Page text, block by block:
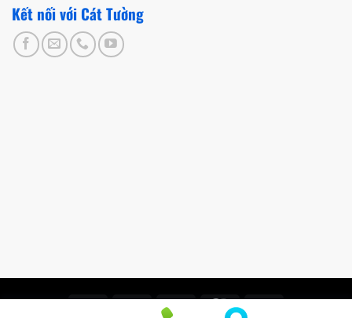
Kết nối với Cát Tường